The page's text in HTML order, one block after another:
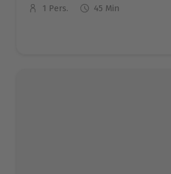
Anzahl der Teilnehmer
1 Pers. 45 Min